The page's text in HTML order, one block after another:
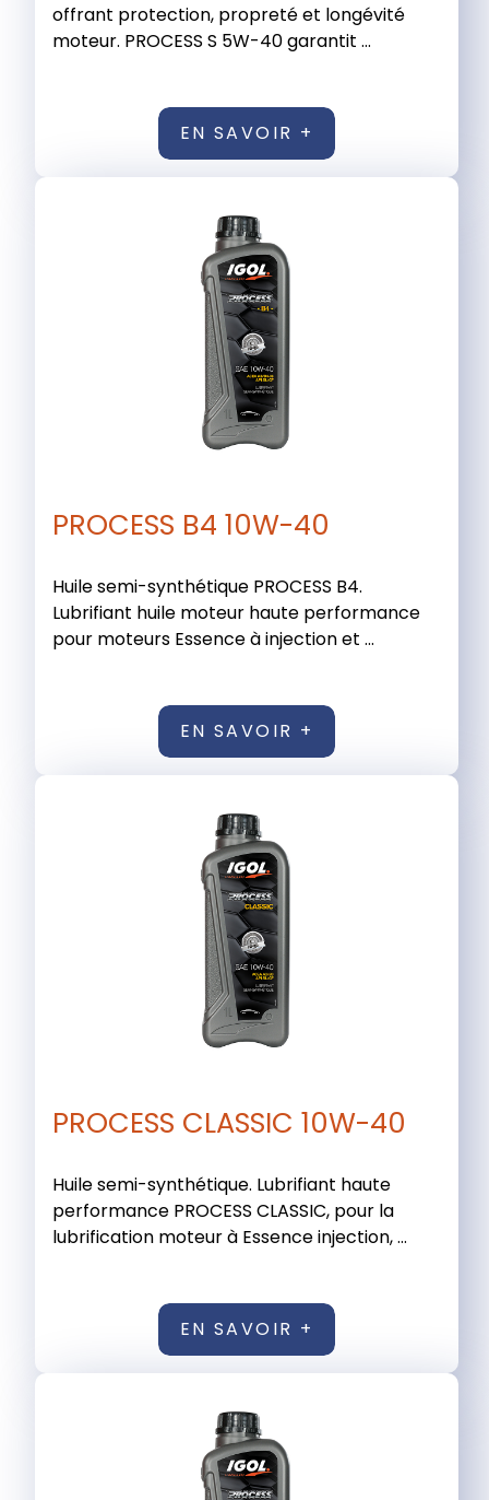
offrant protection, propreté et longévité
moteur. PROCESS S 5W-40 garantit ...
EN SAVOIR +
PROCESS B4 10W-40
Huile semi-synthétique PROCESS B4.
Lubrifiant huile moteur haute performance
pour moteurs Essence à injection et ...
EN SAVOIR +
PROCESS CLASSIC 10W-40
Huile semi-synthétique. Lubrifiant haute
performance PROCESS CLASSIC, pour la
lubrification moteur à Essence injection, ...
EN SAVOIR +